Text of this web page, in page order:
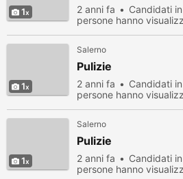
1 2 anni fa Candidati
persone hanno
1
Salerno
Pulizie
2 anni fa Candidati
persone hanno
1
Salerno
Pulizie
2 anni fa Candidati
persone hanno